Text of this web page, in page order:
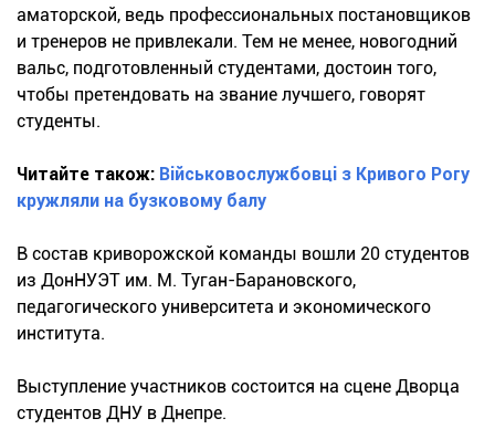
аматорской, ведь профессиональных постановщиков
и тренеров не привлекали. Тем не менее, новогодний
вальс, подготовленный студентами, достоин того,
чтобы претендовать на звание лучшего, говорят
студенты.
Читайте також: Військовослужбовці з Кривого Рогу
кружляли на бузковому балу
В состав криворожской команды вошли 20 студентов
из ДонНУЭТ им. М. Туган-Барановского,
педагогического университета и экономического
института.
Выступление участников состоится на сцене Дворца
студентов ДНУ в Днепре.